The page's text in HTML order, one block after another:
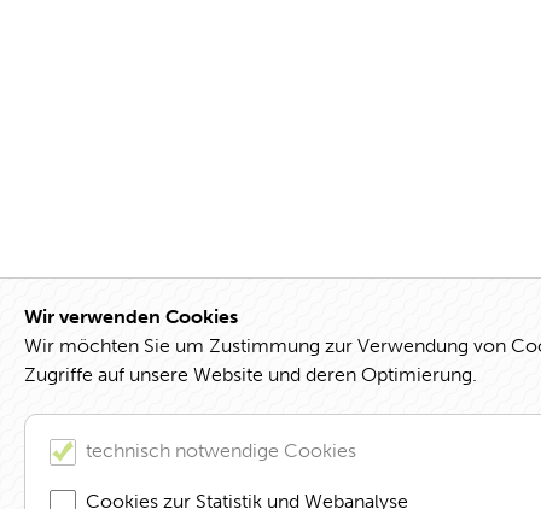
Wir verwenden Cookies
Wir möchten Sie um Zustimmung zur Verwendung von
Zugriffe auf unsere Website und deren Optimierung.
technisch notwendige Cookies
Cookies zur Statistik und Webanalyse